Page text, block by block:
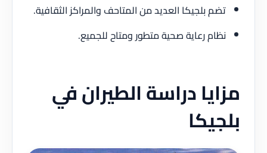
تضم بلجيكا العديد من المتاحف والمراكز الثقافية.
نظام رعاية صحية متطور ومتاح للجميع.
مزايا دراسة الطيران في
بلجيكا